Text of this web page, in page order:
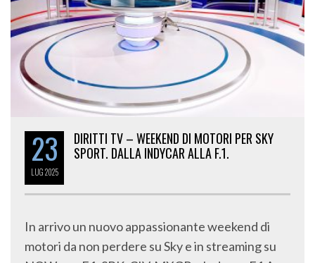
23
LUG2025
DIRITTI TV – WEEKEND DI MOTORI PER SKY
SPORT. DALLA INDYCAR ALLA F.1.
In arrivo un nuovo appassionante weekend di
motori da non perdere su Sky e in streaming su